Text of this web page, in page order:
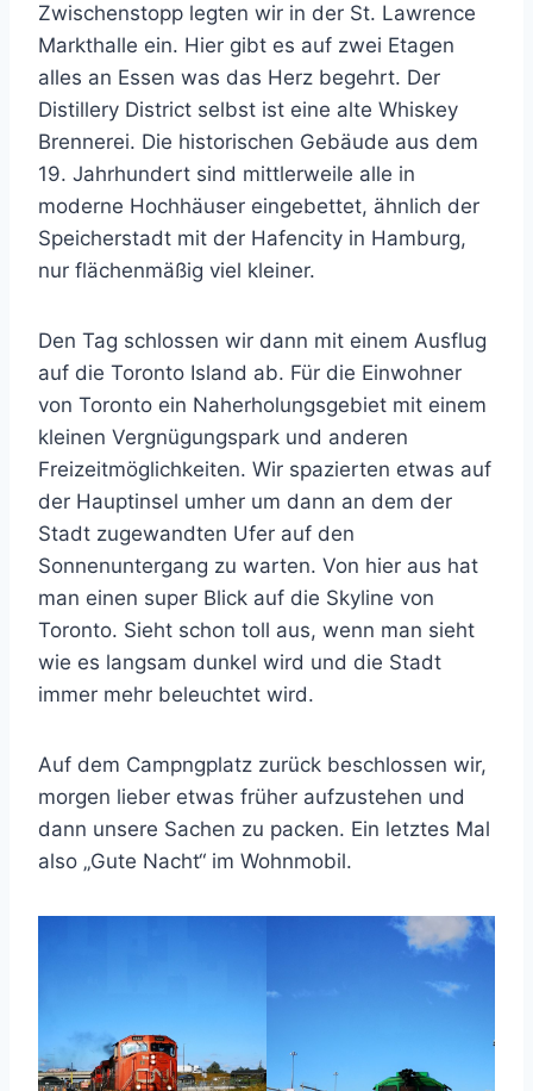
Zwischenstopp legten wir in der St. Lawrence
Markthalle ein. Hier gibt es auf zwei Etagen
alles an Essen was das Herz begehrt. Der
Distillery District selbst ist eine alte Whiskey
Brennerei. Die historischen Gebäude aus dem
19. Jahrhundert sind mittlerweile alle in
moderne Hochhäuser eingebettet, ähnlich der
Speicherstadt mit der Hafencity in Hamburg,
nur flächenmäßig viel kleiner.
Den Tag schlossen wir dann mit einem Ausflug
auf die Toronto Island ab. Für die Einwohner
von Toronto ein Naherholungsgebiet mit einem
kleinen Vergnügungspark und anderen
Freizeitmöglichkeiten. Wir spazierten etwas auf
der Hauptinsel umher um dann an dem der
Stadt zugewandten Ufer auf den
Sonnenuntergang zu warten. Von hier aus hat
man einen super Blick auf die Skyline von
Toronto. Sieht schon toll aus, wenn man sieht
wie es langsam dunkel wird und die Stadt
immer mehr beleuchtet wird.
Auf dem Campngplatz zurück beschlossen wir,
morgen lieber etwas früher aufzustehen und
dann unsere Sachen zu packen. Ein letztes Mal
also „Gute Nacht“ im Wohnmobil.